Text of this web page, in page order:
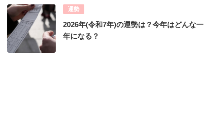
運勢
2026年(令和7年)の運勢は？今年はどんな一
年になる？